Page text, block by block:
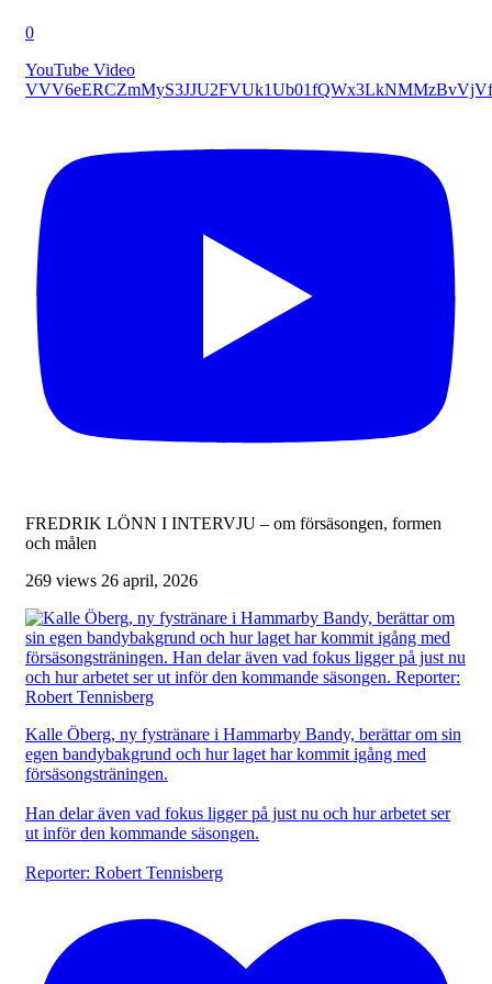
0
YouTube Video
FREDRIK LÖNN I INTERVJU – om försäsongen, formen
och målen
269 views 26 april, 2026
Kalle Öberg, ny fystränare i Hammarby Bandy, berättar om sin
egen bandybakgrund och hur laget har kommit igång med
försäsongsträningen.
Han delar även vad fokus ligger på just nu och hur arbetet ser
ut inför den kommande säsongen.
Reporter: Robert Tennisberg